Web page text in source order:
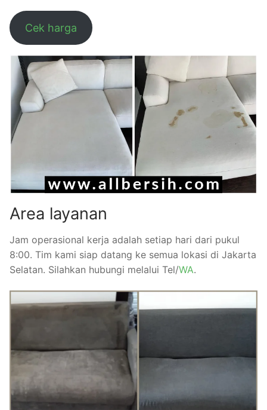
Cek harga
Area layanan
Jam operasional kerja adalah setiap hari dari pukul
8:00. Tim kami siap datang ke semua lokasi di Jakarta
Selatan. Silahkan hubungi melalui Tel/WA.